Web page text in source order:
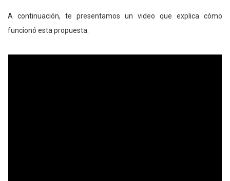
A continuación, te presentamos un video que explica cómo
funcionó esta propuesta: